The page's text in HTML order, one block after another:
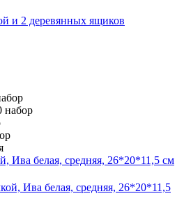
набор
Ива белая, средняя, 26*20*11,5 см